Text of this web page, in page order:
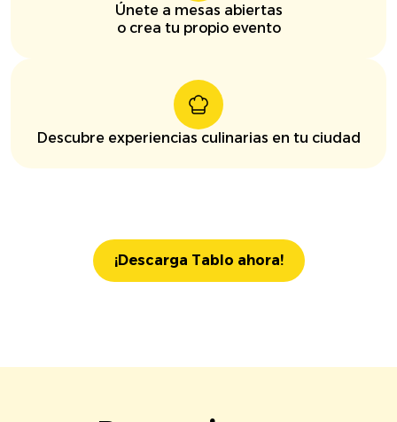
Únete a mesas abiertas
o crea tu propio evento
Descubre experiencias culinarias en tu ciudad
¡Descarga Tablo ahora!